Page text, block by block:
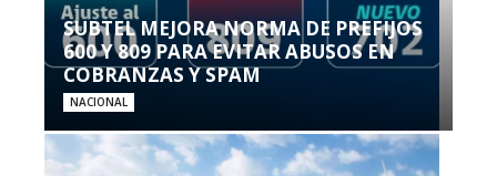
SUBTEL MEJORA NORMA DE PREFIJOS
600 Y 809 PARA EVITAR ABUSOS EN
COBRANZAS Y SPAM
NACIONAL